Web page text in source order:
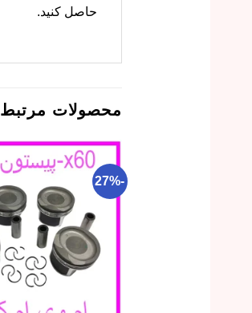
حاصل کنید.
محصولات مرتبط
-27%